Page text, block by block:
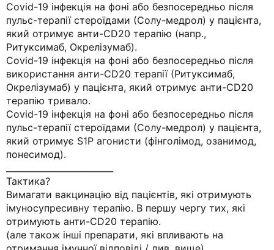
Covid-19 інфекція на фоні або безпосередньо після
пульс-терапії стероїдами (Солу-медрол) у пацієнта,
який отримує анти-CD20 терапію (напр.,
Ритуксимаб, Окрелізумаб).
Covid-19 інфекція на фоні або безпосередньо після
використання анти-CD20 терапії (Ритуксимаб,
Окрелізумаб) у пацієнта, який отримує анти-CD20
терапію тривало.
Covid-19 інфекція на фоні або безпосередньо після
пульс-терапії стероїдами (Солу-медрол) у пацієнта,
який отримує S1P агонисти (фінголімод, озанимод,
понесимод).
Тактика?
Вимагати вакцинацію від пацієнтів, які отримують
імуносупресивну терапію. В першу чергу тих, які
отримують анти-CD20 терапію.
(але також інші препарати, які впливають на